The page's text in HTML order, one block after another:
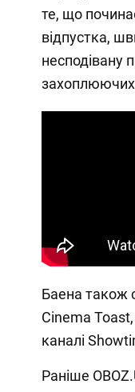
те, що
відпустка,
несподівану
захоплюючих
Баена також
Cinema
каналі
Раніше